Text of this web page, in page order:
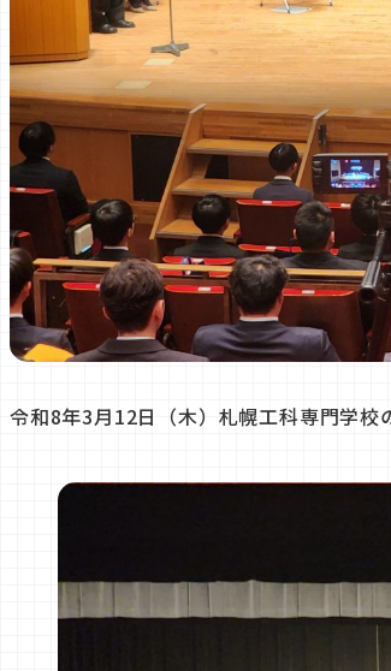
令和8年3月12日（木）札幌工科専門学校